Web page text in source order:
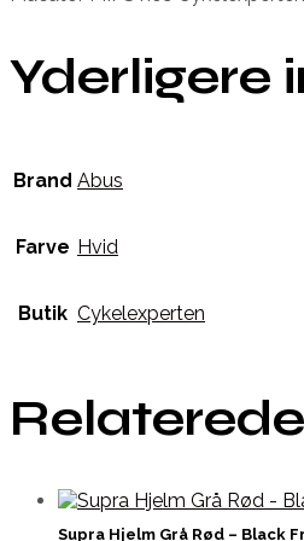
Yderligere
Brand Abus
Farve Hvid
Butik Cykelexperten
Supra Hjelm Grå Rød – Black